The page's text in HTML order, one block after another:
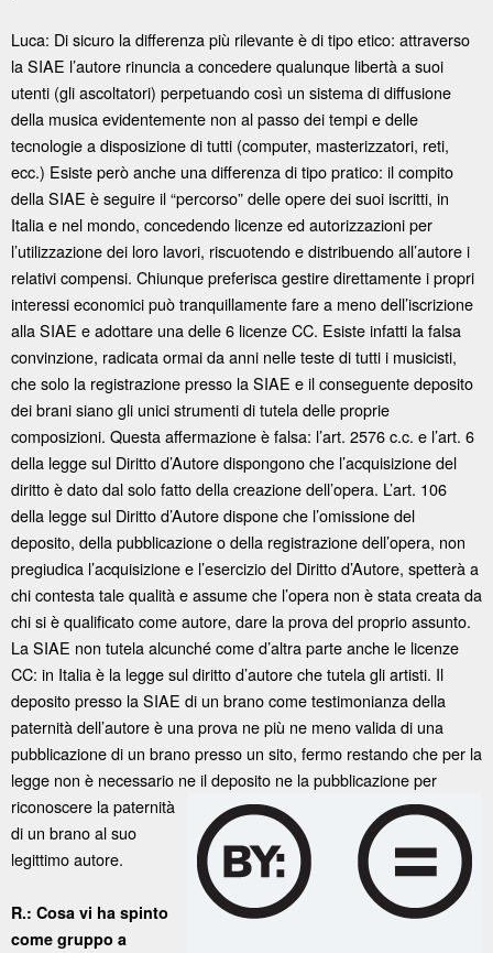
Luca: Di sicuro la differenza più rilevante è di tipo etico: attraverso
la SIAE l’autore rinuncia a concedere qualunque libertà a suoi
utenti (gli ascoltatori) perpetuando così un sistema di diffusione
della musica evidentemente non al passo dei tempi e delle
tecnologie a disposizione di tutti (computer, masterizzatori, reti,
ecc.) Esiste però anche una differenza di tipo pratico: il compito
della SIAE è seguire il “percorso” delle opere dei suoi iscritti, in
Italia e nel mondo, concedendo licenze ed autorizzazioni per
l’utilizzazione dei loro lavori, riscuotendo e distribuendo all’autore i
relativi compensi. Chiunque preferisca gestire direttamente i propri
interessi economici può tranquillamente fare a meno dell’iscrizione
alla SIAE e adottare una delle 6 licenze CC. Esiste infatti la falsa
convinzione, radicata ormai da anni nelle teste di tutti i musicisti,
che solo la registrazione presso la SIAE e il conseguente deposito
dei brani siano gli unici strumenti di tutela delle proprie
composizioni. Questa affermazione è falsa: l’art. 2576 c.c. e l’art. 6
della legge sul Diritto d’Autore dispongono che l’acquisizione del
diritto è dato dal solo fatto della creazione dell’opera. L’art. 106
della legge sul Diritto d’Autore dispone che l’omissione del
deposito, della pubblicazione o della registrazione dell’opera, non
pregiudica l’acquisizione e l’esercizio del Diritto d’Autore, spetterà a
chi contesta tale qualità e assume che l’opera non è stata creata da
chi si è qualificato come autore, dare la prova del proprio assunto.
La SIAE non tutela alcunché come d’altra parte anche le licenze
CC: in Italia è la legge sul diritto d’autore che tutela gli artisti. Il
deposito presso la SIAE di un brano come testimonianza della
paternità dell’autore è una prova ne più ne meno valida di una
pubblicazione di un brano presso un sito, fermo restando che per la
legge non è necessario ne il deposito ne lapubblicazione per
riconoscere la paternità
di un brano al suo
legittimo autore.
R.: Cosa vi ha spinto
come gruppo a